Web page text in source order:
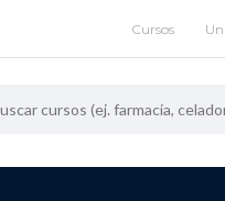
Cursos